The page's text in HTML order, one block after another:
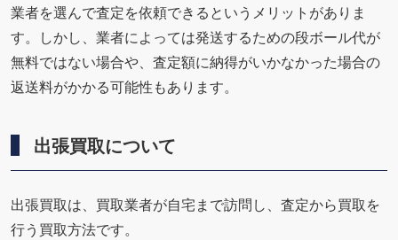
業者を選んで査定を依頼できるというメリットがありま
す。しかし、業者によっては発送するための段ボール代が
無料ではない場合や、査定額に納得がいかなかった場合の
返送料がかかる可能性もあります。
出張買取について
出張買取は、買取業者が自宅まで訪問し、査定から買取を
行う買取方法です。